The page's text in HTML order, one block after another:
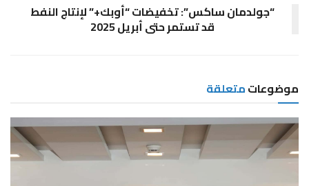
“جولدمان ساكس”: تخفيضات “أوبك+” لإنتاج النفط
قد تستمر حتى أبريل 2025
موضوعاتمتعلقة